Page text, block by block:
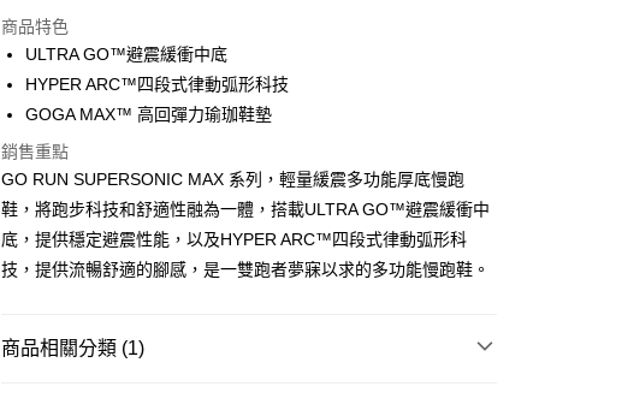
運送方式
全家取貨付款
每筆NT$60，滿NT$1,000(含以上)免運費
7-11取貨付款
每筆NT$60，滿NT$1,000(含以上)免運費
宅配
商品特色
ULTRA GO™避震緩衝中底
HYPER ARC™四段式律動弧形科技
GOGA MAX™ 高回彈力瑜珈鞋墊
銷售重點
GO RUN SUPERSONIC MAX 系列，輕量緩震多功能厚底慢跑
鞋，將跑步科技和舒適性融為一體，搭載ULTRA GO™避震緩衝中
底，提供穩定避震性能，以及HYPER ARC™四段式律動弧形科
技，提供流暢舒適的腳感，是一雙跑者夢寐以求的多功能慢跑鞋。
商品相關分類 (1)